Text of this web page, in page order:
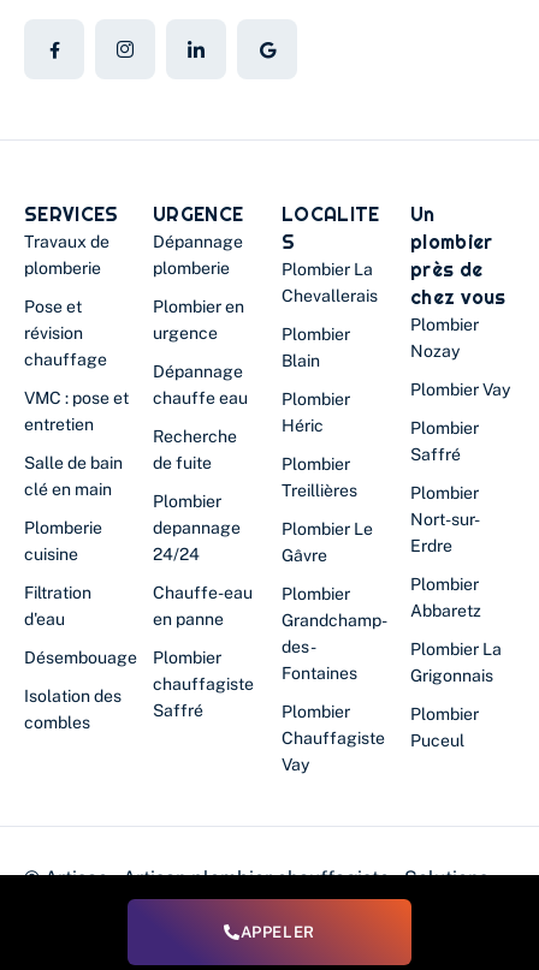
SERVICES
Travaux de
plomberie
Pose et
révision
chauffage
VMC : pose et
entretien
Salle de bain
clé en main
Plomberie
cuisine
Filtration
d'eau
Désembouage
Isolation des
combles
URGENCE
Dépannage
plomberie
Plombier en
urgence
Dépannage
chauffe eau
Recherche
de fuite
Plombier
depannage
24/24
Chauffe-eau
en panne
Plombier
chauffagiste
Saffré
LOCALITE
S
Plombier La
Chevallerais
Plombier
Blain
Plombier
Héric
Plombier
Treillières
Plombier Le
Gâvre
Plombier
Grandchamp-
des-
Fontaines
Plombier
Chauffagiste
Vay
Un
plombier
près de
chez vous
Plombier
Nozay
Plombier Vay
Plombier
Saffré
Plombier
Nort-sur-
Erdre
Plombier
Abbaretz
Plombier La
Grigonnais
Plombier
Puceul
© Artisao – Artisan plombier chauffagiste – Solutions
énergétiques
N° de Siret : 530 334 754 00039
APPELER